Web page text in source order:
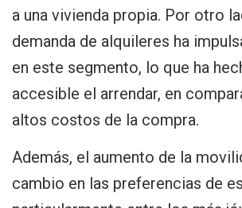
a una vivienda propia. Por otro
demanda de alquileres ha
en este segmento, lo que ha
accesible el arrendar, en
altos costos de la compra.
Además, el aumento de la
cambio en las preferencias de